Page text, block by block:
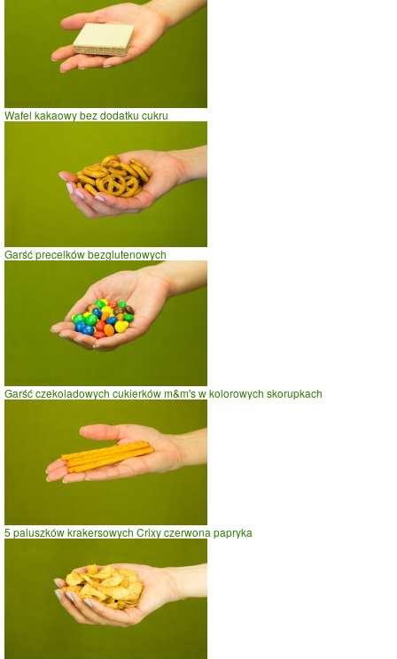
Wafel kakaowy bez dodatku cukru
Garść precelków bezglutenowych
Garść czekoladowych cukierków m&m's w kolorowych skorupkach
5 paluszków krakersowych Crixy czerwona papryka